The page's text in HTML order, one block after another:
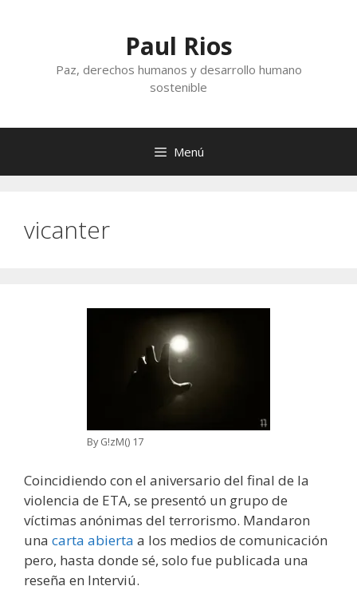
Paul Rios
Paz, derechos humanos y desarrollo humano
sostenible
Menú
vicanter
By G!zM() 17
Coincidiendo con el aniversario del final de la
violencia de ETA, se presentó un grupo de
víctimas anónimas del terrorismo. Mandaron
una carta abierta a los medios de comunicación
pero, hasta donde sé, solo fue publicada una
reseña en Interviú.